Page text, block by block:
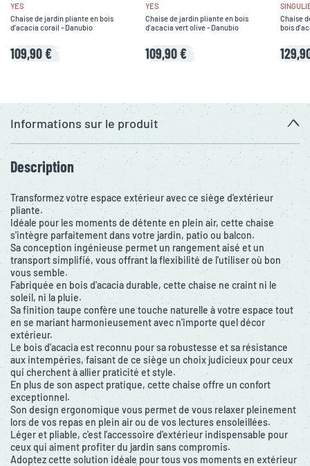
YES
Chaise de jardin pliante en bois
d'acacia corail - Danubio
109,90 €
YES
Chaise de jardin pliante en bois
d'acacia vert olive - Danubio
109,90 €
Chaise
bois
Informations sur le produit
Description
Transformez votre espace extérieur avec ce siège d'extérieur
pliante.
Idéale pour les moments de détente en plein air, cette chaise
s'intègre parfaitement dans votre jardin, patio ou balcon.
Sa conception ingénieuse permet un rangement aisé et un
transport simplifié, vous offrant la flexibilité de l'utiliser où bon
vous semble.
Fabriquée en bois d'acacia durable, cette chaise ne craint ni le
soleil, ni la pluie.
Sa finition taupe confère une touche naturelle à votre espace tout
en se mariant harmonieusement avec n'importe quel décor
extérieur.
Le bois d'acacia est reconnu pour sa robustesse et sa résistance
aux intempéries, faisant de ce siège un choix judicieux pour ceux
qui cherchent à allier praticité et style.
En plus de son aspect pratique, cette chaise offre un confort
exceptionnel.
Son design ergonomique vous permet de vous relaxer pleinement
lors de vos repas en plein air ou de vos lectures ensoleillées.
Léger et pliable, c'est l'accessoire d'extérieur indispensable pour
ceux qui aiment profiter du jardin sans compromis.
Adoptez cette solution idéale pour tous vos moments en extérieur